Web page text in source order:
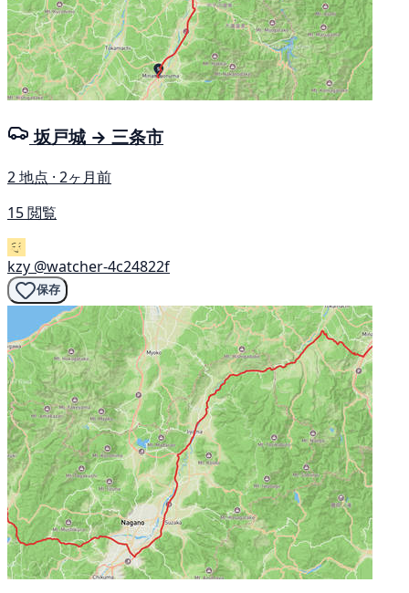
坂戸城 → 三条市
2 地点 · 2ヶ月前
15 閲覧
kzy @watcher-4c24822f
保存